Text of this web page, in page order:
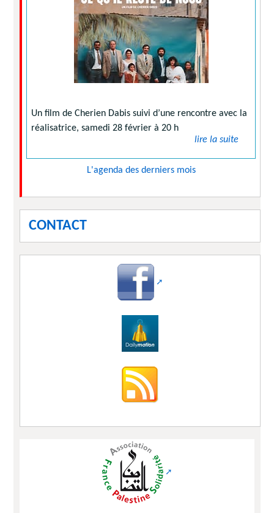
Un film de Cherien Dabis suivi d’une rencontre avec la
réalisatrice, samedi 28 février à 20 h
lire la suite
L'agenda des derniers mois
CONTACT